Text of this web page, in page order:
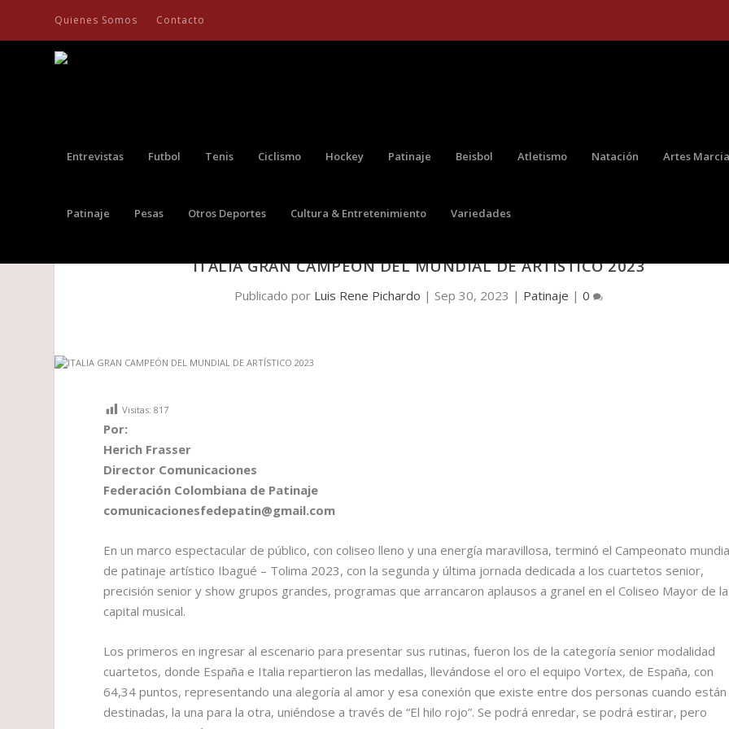
Quienes Somos Contacto
Entrevistas Futbol Tenis Ciclismo Hockey Patinaje Beisbol Atletismo Natación Artes
Patinaje Pesas Otros Deportes Cultura & Entretenimiento Variedades
ITALIA GRAN CAMPEÓN DEL MUNDIAL DE ARTÍSTICO 2023
Publicado por Luis Rene Pichardo | Sep 30, 2023 | Patinaje |0
Visitas: 817
Por:
Herich Frasser
Director Comunicaciones
Federación Colombiana de Patinaje
comunicacionesfedepatin@gmail.com
En un marco espectacular de público, con coliseo lleno y una energía maravillosa, terminó el Campeonato
de patinaje artístico Ibagué – Tolima 2023, con la segunda y última jornada dedicada a los cuartetos senior,
precisión senior y show grupos grandes, programas que arrancaron aplausos a granel en el Coliseo Mayor de la
capital musical.
Los primeros en ingresar al escenario para presentar sus rutinas, fueron los de la categoría senior modalidad
cuartetos, donde España e Italia repartieron las medallas, llevándose el oro el equipo Vortex, de España, con
64,34 puntos, representando una alegoría al amor y esa conexión que existe entre dos personas cuando están
destinadas, la una para la otra, uniéndose a través de “El hilo rojo”. Se podrá enredar, se podrá estirar, pero